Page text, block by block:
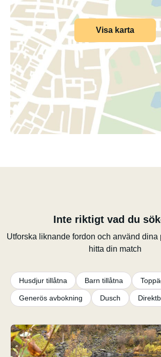
Visa karta
Inte riktigt vad du
Utforska liknande fordon och använd dina
hitta din match
Husdjur tillåtna Barn tillåtna
Generös avbokning Dusch